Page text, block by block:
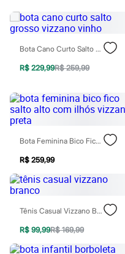
Macacões
Saias
Shorts e Bermudas
Vestidos
Bolsas
Bijoux
Cintos
Óculos
Relógios
Calçados
Botas
Chinelos
Sandálias
Sapatilhas
Marcas
City
Clock House
Mindset
Bota Cano Curto Salto Grosso Vizzano Vinho
R$ 229,99R$ 259,99
Bota Feminina Bico Fico Salto Alto Com Ilhós Vizzano Preta
R$ 259,99
Tênis Casual Vizzano Branco
R$ 99,99R$ 169,99